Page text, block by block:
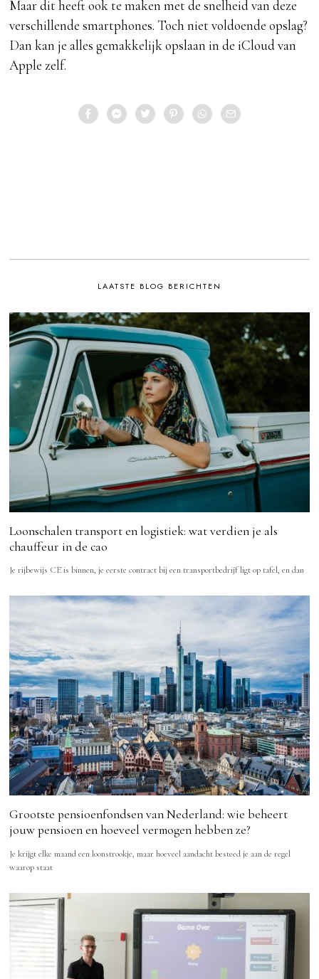
Maar dit heeft ook te maken met de snelheid van deze
verschillende smartphones. Toch niet voldoende opslag?
Dan kan je alles gemakkelijk opslaan in de iCloud van
Apple zelf.
LAATSTE BLOG BERICHTEN
Loonschalen transport en logistiek: wat verdien je als
chauffeur in de cao
Je rijbewijs CE is binnen, je eerste contract bij een transportbedrijf ligt op tafel, en dan
Grootste pensioenfondsen van Nederland: wie beheert
jouw pensioen en hoeveel vermogen hebben ze?
Je krijgt elke maand een loonstrookje, maar hoeveel aandacht besteed je aan de regel
waarop staat